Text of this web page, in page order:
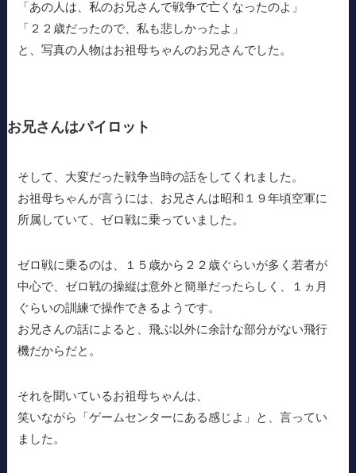
「あの人は、私のお兄さんで戦争で亡くなったのよ」
「２２歳だったので、私も悲しかったよ」
と、写真の人物はお祖母ちゃんのお兄さんでした。
お兄さんはパイロット
そして、大変だった戦争当時の話をしてくれました。
お祖母ちゃんが言うには、お兄さんは昭和１９年頃空軍に
所属していて、ゼロ戦に乗っていました。
ゼロ戦に乗るのは、１５歳から２２歳ぐらいが多く若者が
中心で、ゼロ戦の操縦は意外と簡単だったらしく、１ヵ月
ぐらいの訓練で操作できるようです。
お兄さんの話によると、飛ぶ以外に余計な部分がない飛行
機だからだと。
それを聞いているお祖母ちゃんは、
笑いながら「ゲームセンターにある感じよ」と、言ってい
ました。